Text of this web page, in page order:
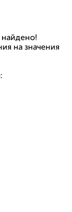
найдено!
на значения